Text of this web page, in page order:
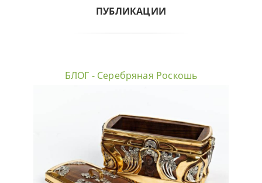
ПУБЛИКАЦИИ
БЛОГ - Серебряная Роскошь